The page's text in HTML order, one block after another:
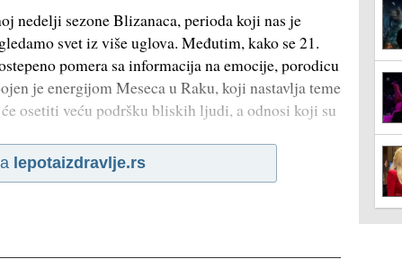
nedelji sezone Blizanaca, perioda koji nas je
svet iz više uglova. Međutim, kako se 21.
pomera sa informacija na emocije, porodicu
je energijom Meseca u Raku, koji nastavlja teme
osetiti veću podršku bliskih ljudi, a odnosi koji su
lepotaizdravlje.rs